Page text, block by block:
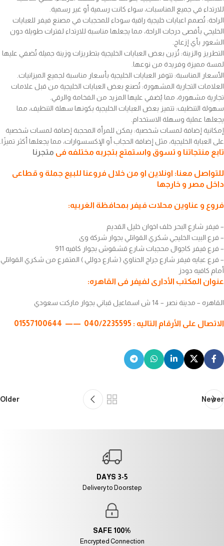
للارتداء في جميع المناسبات، سواء كانت رسمية أو غير رسمية.
الراحة: تُصمم اعبايات خليجية راقية سوداء للمحجبات في مصنع فيفر للعبايات
الخليجي بأقصى درجات الراحة، مما يجعلها مناسبة للارتداء لفترات طويلة دون
الشعور بأي إزعاج.
التطريز والزينة: تُزين بعض العبايات الخليجية بتطريزات وزينة جميلة تُضفي عليها
لمسة مميزة وفريدة من نوعها.
الأسعار المناسبة: تتوفر العبايات الخليجية بأسعار مناسبة لجميع الميزانيات.
العلامات التجارية المشهورة: تُصنع بعض العبايات الخليجية من قبل علامات
تجارية مشهورة، مما يُضفي عليها المزيد من الفخامة والرقي.
سهولة التنظيف: تتميز بعض العبايات الخليجية بكونها سهلة التنظيف، مما
يجعلها عملية وسهلة الاستخدام.
إمكانية إضافة لمسات شخصية: يمكن للمرأة المحجبة إضافة لمسات شخصية
على العباية الخليجية، مثل إضافة الحجاب أو الإكسسوارات، مما يجعلها أكثر تميزًا.
تابع منتجاتنا و تسوق واستمتع بتجربه مختلفه فى متجرنا
للتواصل معنا: اونلاين او من خلال فروعنا للبيع جملة و قطاعى
داخل مصر و خارجها
فروع و عناوين محلات فيفر بمحافظة الغربيه:
– فيفر شارع البحر خلف اخوان خليل القديم
– فرع البيت الخليجي شكري القواتلي بجوار شركة وى
– فرع فيفر كاجوال محجبات شارع قشقوش بجوار كافيه 911
– فرع عبايه فيفر شارع جراج الحناوي ( شارع دوللي ) المتفرع من شكري القواتلي
أمام كافيه دودز
عنوان المكتب الأدارى لفيفر فى القاهره:
القاهره – مدينة نصر – 14 ش اسماعيل قباني بجوار ماركت سعودي
الاتصال على الأرقام التاليه : 040/2235595 —— 01557100644
Newer
Older
100% SAFE
Encrypted Connection
3-5 DAYS
Delivery to Doorstep